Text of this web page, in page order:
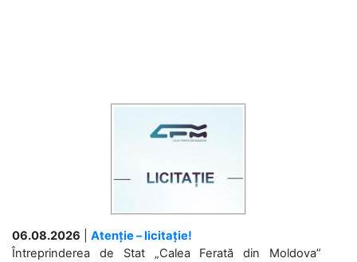
06.08.2026
Atenție – licitație!
Întreprinderea de Stat „Calea Ferată din Moldova”